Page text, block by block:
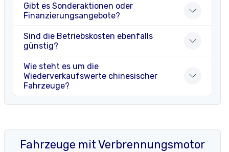
Gibt es Sonderaktionen oder
Finanzierungsangebote?
Sind die Betriebskosten ebenfalls
günstig?
Wie steht es um die
Wiederverkaufswerte chinesischer
Fahrzeuge?
Fahrzeuge mit Verbrennungsmotor